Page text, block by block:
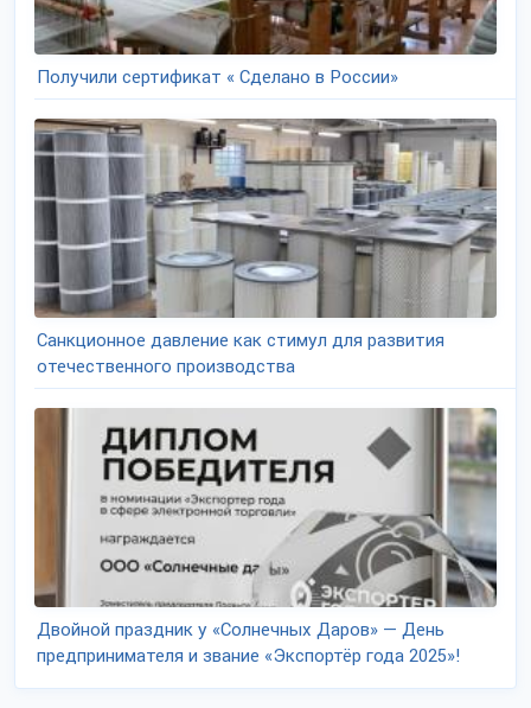
Получили сертификат « Сделано в России»
Санкционное давление как стимул для развития
отечественного производства
Двойной праздник у «Солнечных Даров» — День
предпринимателя и звание «Экспортёр года 2025»!